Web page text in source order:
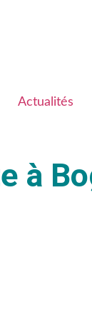
Actualités
à